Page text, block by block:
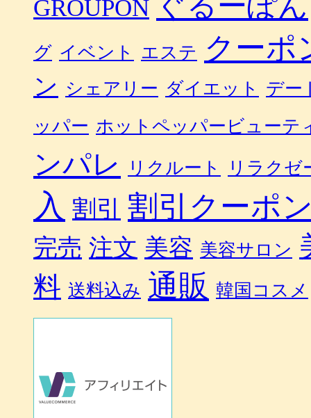
GROUPON
グ イベント エステ クーポ
ン シェアリー ダイエット
デー
ッパー ホットペッパービューテ
ンパレ リクルート リラクゼ
入 割引 割引クーポ
完売 注文 美容 美容サロン
料 送料込み 通販 韓国コスメ